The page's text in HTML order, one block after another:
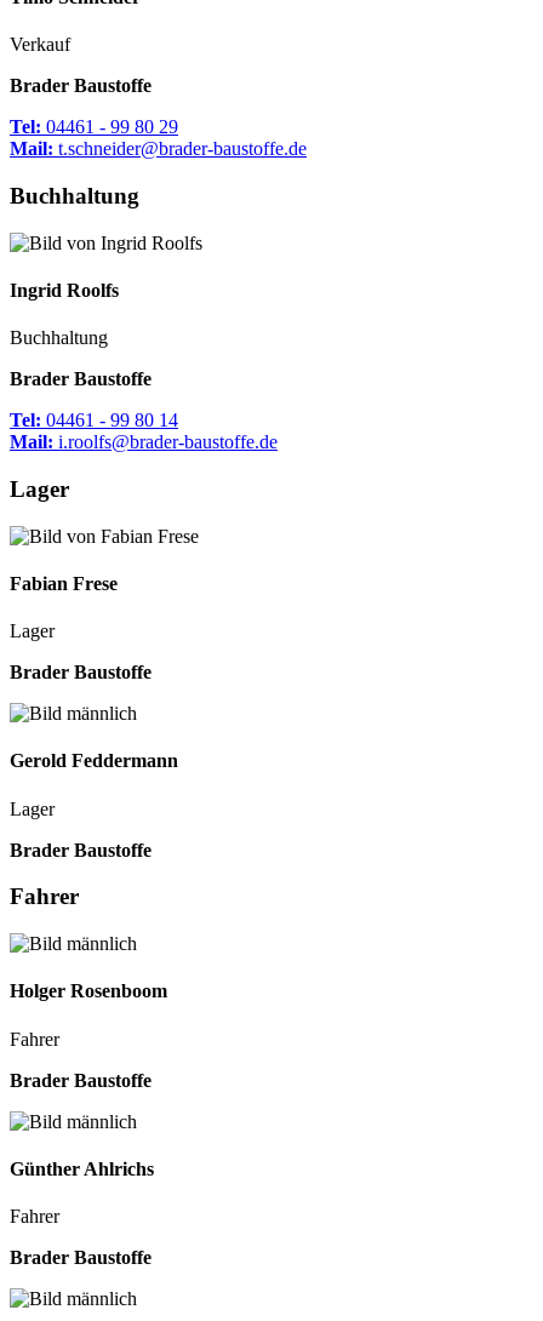
Verkauf
Brader Baustoffe
Tel: 04461 - 99 80 29
Mail: t.schneider@brader-baustoffe.de
Buchhaltung
Ingrid Roolfs
Buchhaltung
Brader Baustoffe
Tel: 04461 - 99 80 14
Mail: i.roolfs@brader-baustoffe.de
Lager
Fabian Frese
Lager
Brader Baustoffe
Gerold Feddermann
Lager
Brader Baustoffe
Fahrer
Holger Rosenboom
Fahrer
Brader Baustoffe
Günther Ahlrichs
Fahrer
Brader Baustoffe